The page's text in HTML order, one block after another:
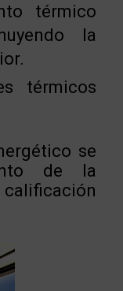
térmico
la
térmicos
se
de la